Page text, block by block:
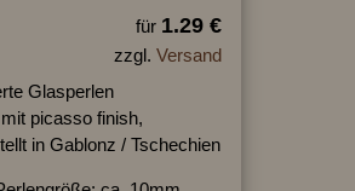
für 1.29 €
zzgl. Versand
Glasperlen
picasso finish,
in Gablonz / Tschechien